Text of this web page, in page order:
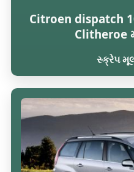
Citroen dispatch
Clitheroe
સ્ક્રેપ